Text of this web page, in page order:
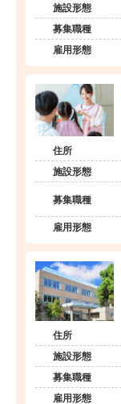
施設形態
募集職種
雇用形態
住所
施設形態
募集職種
雇用形態
住所
施設形態
募集職種
雇用形態